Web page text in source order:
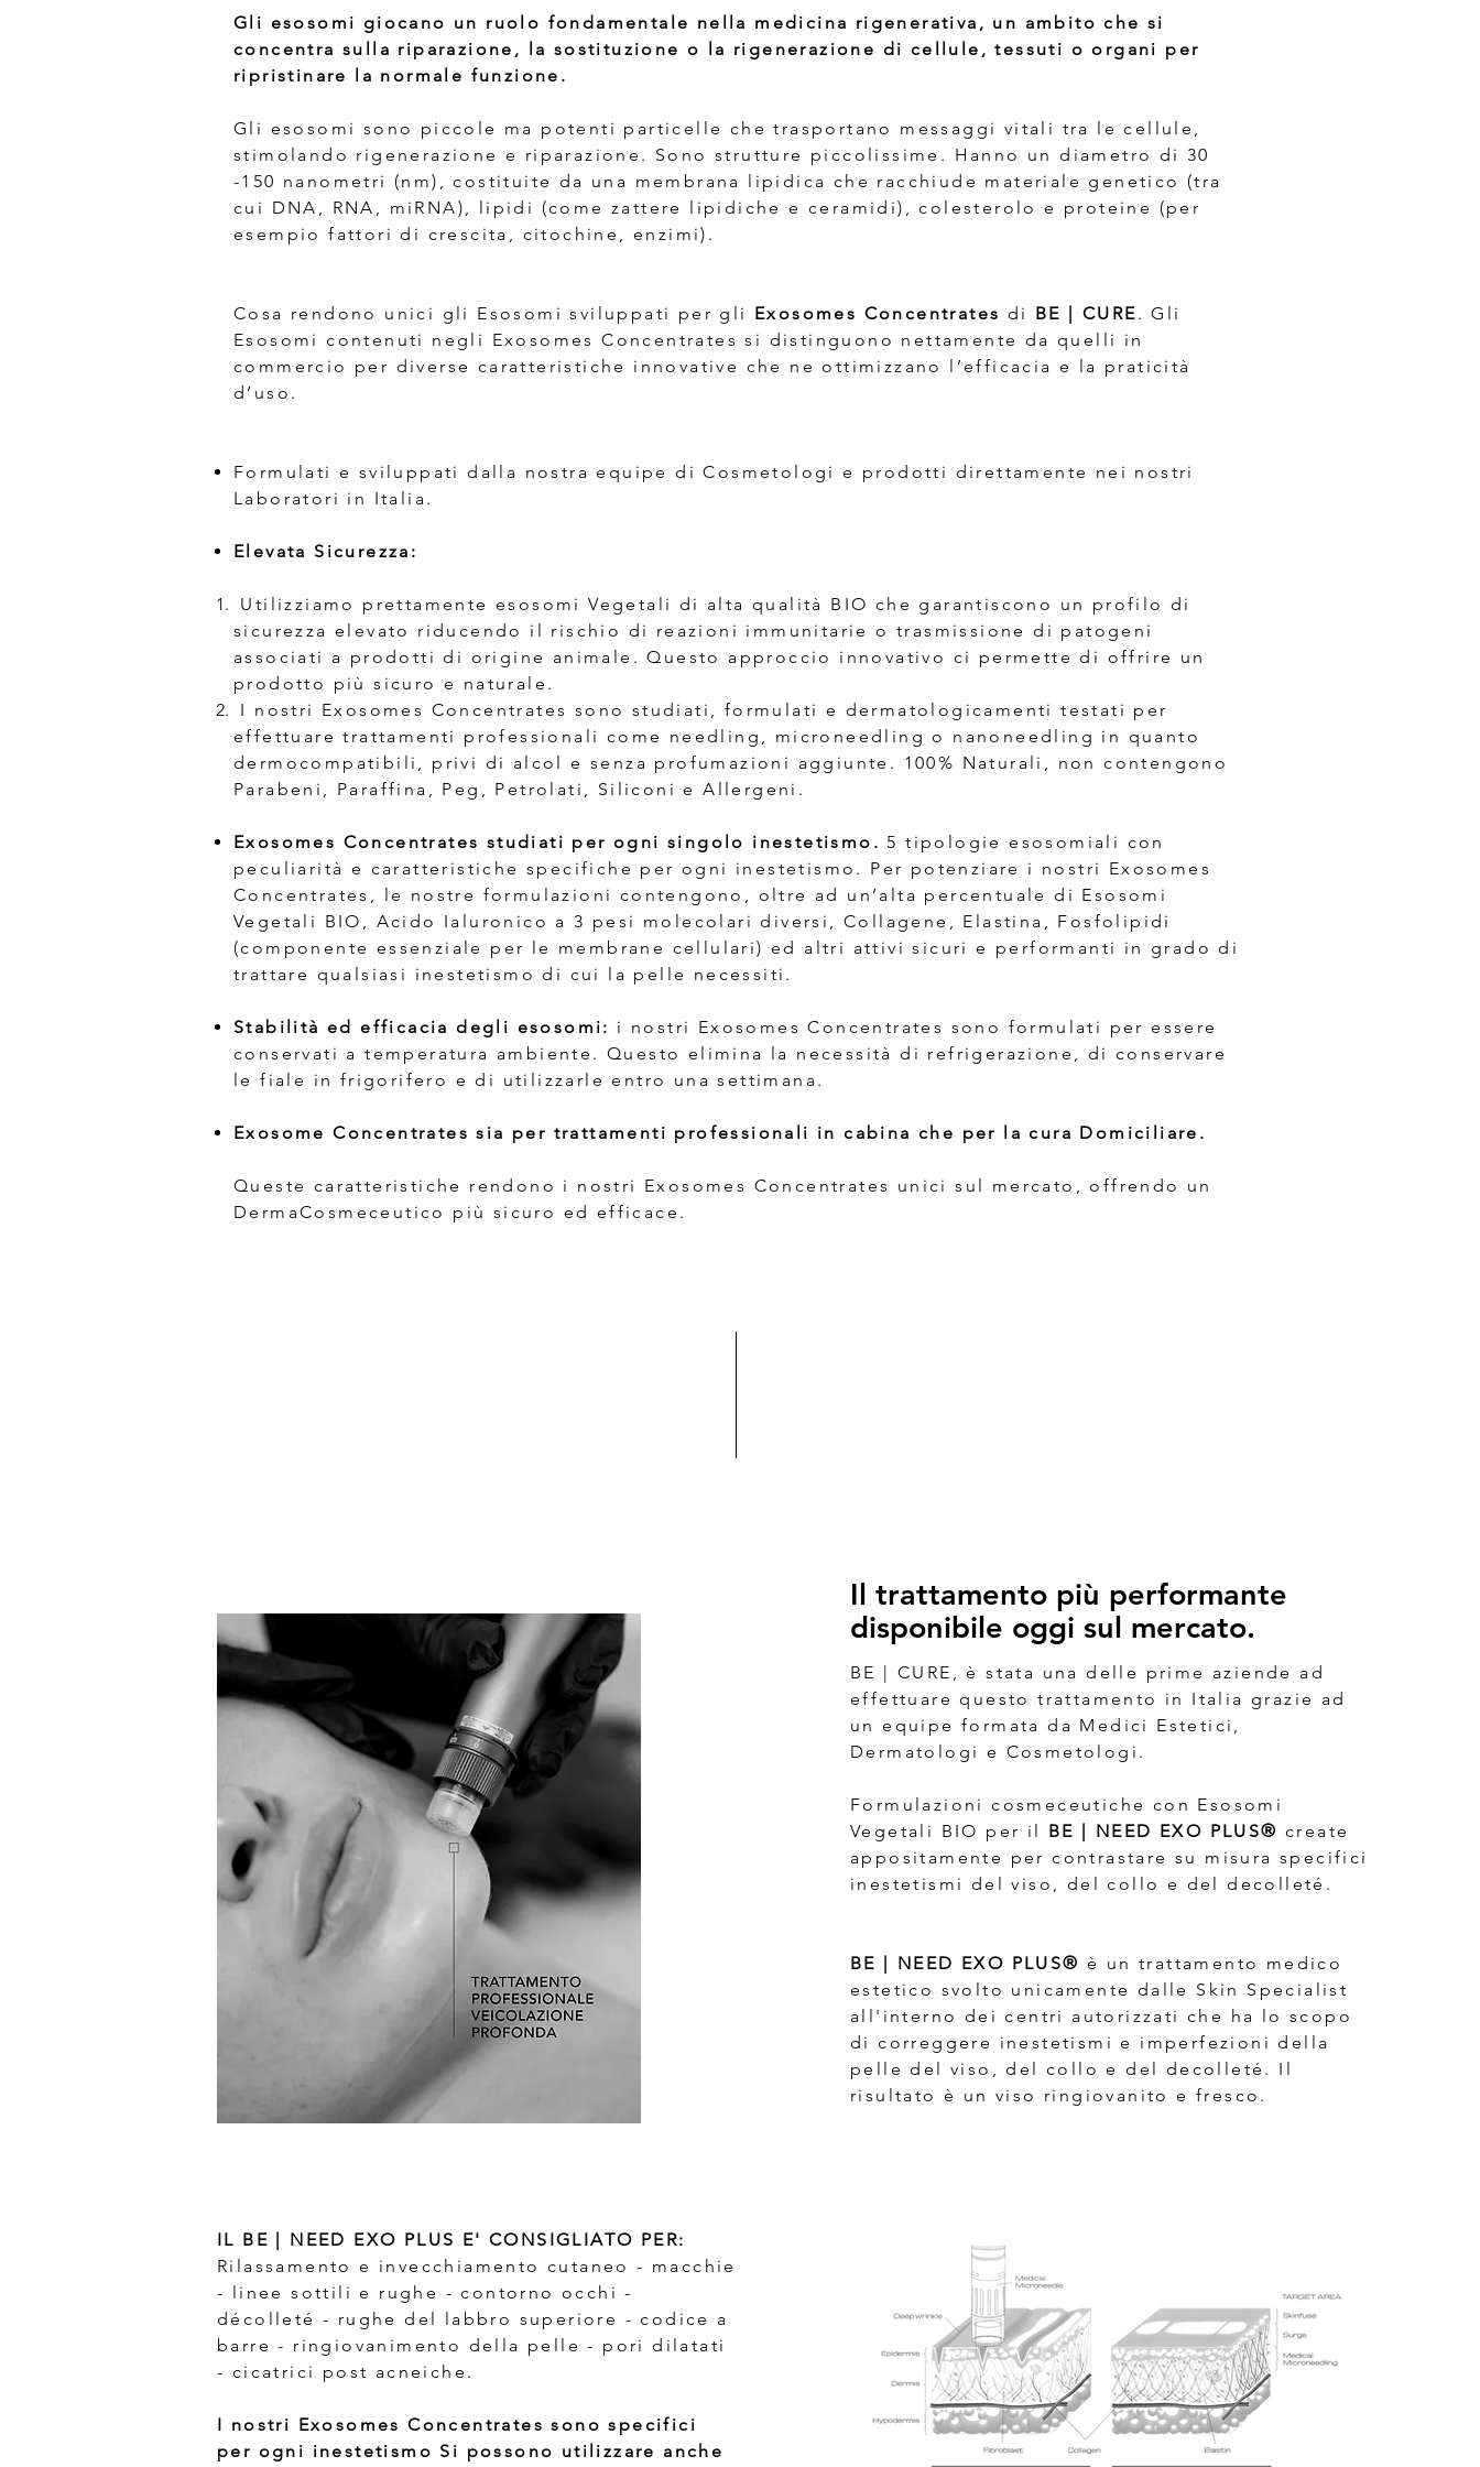
Gli esosomi giocano un ruolo fondamentale nella medicina rigenerativa, un ambito che si
concentra sulla riparazione, la sostituzione o la rigenerazione di cellule, tessuti o organi per
ripristinare la normale funzione.
Gli esosomi sono piccole ma potenti particelle che trasportano messaggi vitali tra le cellule,
stimolando rigenerazione e riparazione. Sono strutture piccolissime. Hanno un diametro di 30
-150 nanometri (nm), costituite da una membrana lipidica che racchiude materiale genetico (tra
cui DNA, RNA, miRNA), lipidi (come zattere lipidiche e ceramidi), colesterolo e proteine (per
esempio fattori di crescita, citochine, enzimi).
Cosa rendono unici gli Esosomi sviluppati per gli Exosomes Concentrates di BE | CURE. Gli
Esosomi contenuti negli Exosomes Concentrates si distinguono nettamente da quelli in
commercio per diverse caratteristiche innovative che ne ottimizzano l’efficacia e la praticità
d’uso.
Formulati e sviluppati dalla nostra equipe di Cosmetologi e prodotti direttamente nei nostri
Laboratori in Italia.
Elevata Sicurezza:
Utilizziamo prettamente esosomi Vegetali di alta qualità BIO che garantiscono un profilo di
sicurezza elevato riducendo il rischio di reazioni immunitarie o trasmissione di patogeni
associati a prodotti di origine animale. Questo approccio innovativo ci permette di offrire un
prodotto più sicuro e naturale.
I nostri Exosomes Concentrates sono studiati, formulati e dermatologicamenti testati per
effettuare trattamenti professionali come needling, microneedling o nanoneedling in quanto
dermocompatibili, privi di alcol e senza profumazioni aggiunte. 100% Naturali, non contengono
Parabeni, Paraffina, Peg, Petrolati, Siliconi e Allergeni.
Exosomes Concentrates studiati per ogni singolo inestetismo. 5 tipologie esosomiali con
peculiarità e caratteristiche specifiche per ogni inestetismo. Per potenziare i nostri Exosomes
Concentrates, le nostre formulazioni contengono, oltre ad un’alta percentuale di Esosomi
Vegetali BIO, Acido Ialuronico a 3 pesi molecolari diversi, Collagene, Elastina, Fosfolipidi
(componente essenziale per le membrane cellulari) ed altri attivi sicuri e performanti in grado di
trattare qualsiasi inestetismo di cui la pelle necessiti.
Stabilità ed efficacia degli esosomi: i nostri Exosomes Concentrates sono formulati per essere
conservati a temperatura ambiente. Questo elimina la necessità di refrigerazione, di conservare
le fiale in frigorifero e di utilizzarle entro una settimana.
Exosome Concentrates sia per trattamenti professionali in cabina che per la cura Domiciliare.
Queste caratteristiche rendono i nostri Exosomes Concentrates unici sul mercato, offrendo un
DermaCosmeceutico più sicuro ed efficace.
IL BE | NEED EXO PLUS E' CONSIGLIATO PER:
Rilassamento e invecchiamento cutaneo - macchie
- linee sottili e rughe - contorno occhi -
décolleté - rughe del labbro superiore - codice a
barre - ringiovanimento della pelle - pori dilatati
- cicatrici post acneiche.
I nostri Exosomes Concentrates sono specifici
per ogni inestetismo Si possono utilizzare anche
Il trattamento più performante
disponibile oggi sul mercato.
BE | CURE, è stata una delle prime aziende ad
effettuare questo trattamento in Italia grazie ad
un equipe formata da Medici Estetici,
Dermatologi e Cosmetologi.
Formulazioni cosmeceutiche con Esosomi
Vegetali BIO per il BE | NEED EXO PLUS® create
appositamente per contrastare su misura specifici
inestetismi del viso, del collo e del decolleté.
BE | NEED EXO PLUS® è un trattamento medico
estetico svolto unicamente dalle Skin Specialist
all'interno dei centri autorizzati che ha lo scopo
di correggere inestetismi e imperfezioni della
pelle del viso, del collo e del decolleté. Il
risultato è un viso ringiovanito e fresco.